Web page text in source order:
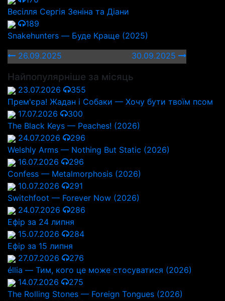
Весілля Сергія Зеніна та Діани
189
Snakehunters — Буде Краще (2025)
26.09.2025
30.09.2025
Найпопулярніше за місяць
23.07.2026
355
Прем'єра! Жадан і Собаки — Хочу бути твоїм псом
17.07.2026
300
The Black Keys — Peaches! (2026)
24.07.2026
296
Welshly Arms — Nothing But Static (2026)
16.07.2026
296
Confess — Metalmorphosis (2026)
10.07.2026
291
Switchfoot — Forever Now (2026)
24.07.2026
286
Ефір за 24 липня
15.07.2026
284
Ефір за 15 липня
27.07.2026
276
éllia — Тим, кого це може стосуватися (2026)
14.07.2026
275
The Rolling Stones — Foreign Tongues (2026)